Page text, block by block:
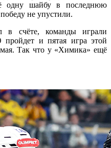
одну шайбу в последнюю
не упустили.
счёте, команды играли
и пятая игра этой
Так что у «Химика» ещё